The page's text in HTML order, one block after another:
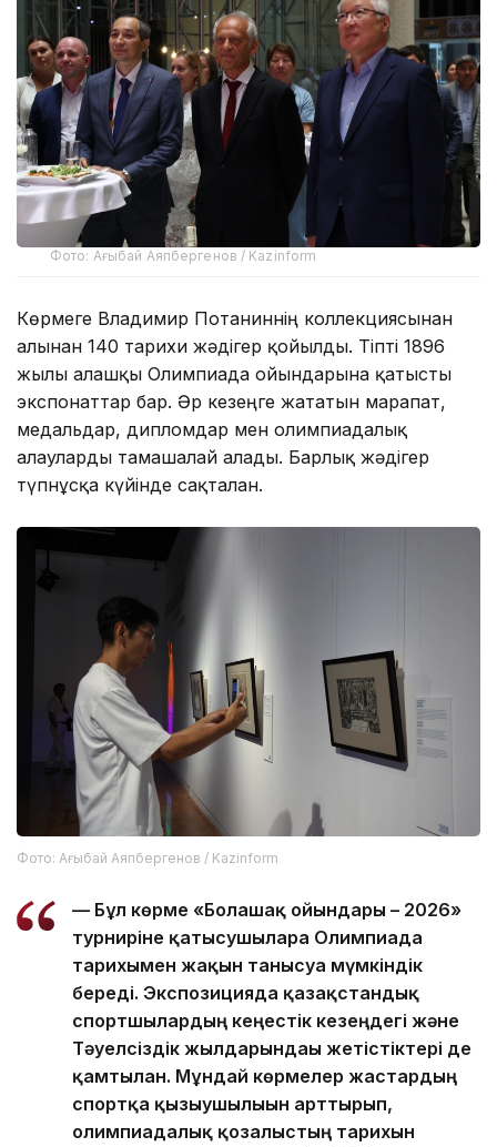
Фото: Ағыбай Аяпбергенов / Kazinform
Көрмеге Владимир Потаниннің коллекциясынан
алынған 140 тарихи жәдігер қойылды. Тіпті 1896
жылғы алғашқы Олимпиада ойындарына қатысты
экспонаттар бар. Әр кезеңге жататын марапат,
медальдар, дипломдар мен олимпиадалық
алауларды тамашалай алады. Барлық жәдігер
түпнұсқа күйінде сақталған.
Фото: Ағыбай Аяпбергенов / Kazinform
— Бұл көрме «Болашақ ойындары – 2026»
турниріне қатысушыларға Олимпиада
тарихымен жақын танысуға мүмкіндік
береді. Экспозицияда қазақстандық
спортшылардың кеңестік кезеңдегі және
Тәуелсіздік жылдарындағы жетістіктері де
қамтылған. Мұндай көрмелер жастардың
спортқа қызығушылығын арттырып,
олимпиадалық қозғалыстың тарихын